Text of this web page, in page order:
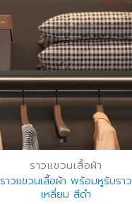
ราวแขวนเสื้อผ้า
ราวแขวนเสื้อผ้า พร้อมหูรับราว
เหลี่ยม สีดำ